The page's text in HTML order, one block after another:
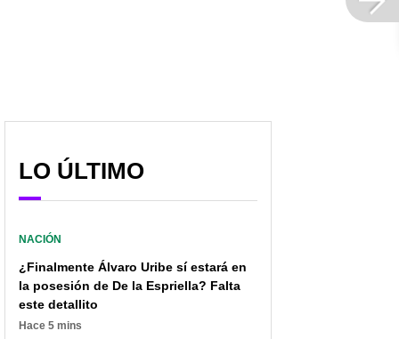
LO ÚLTIMO
NACIÓN
¿Finalmente Álvaro Uribe sí estará en
la posesión de De la Espriella? Falta
este detallito
Hace 5 mins